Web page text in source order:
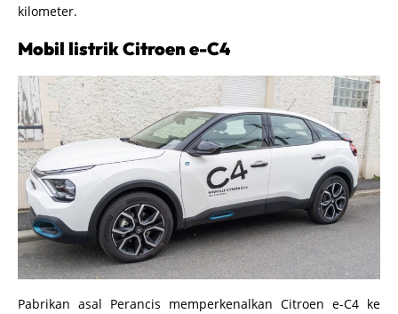
kilometer.
Mobil listrik Citroen e-C4
Pabrikan asal Perancis memperkenalkan Citroen e-C4 ke